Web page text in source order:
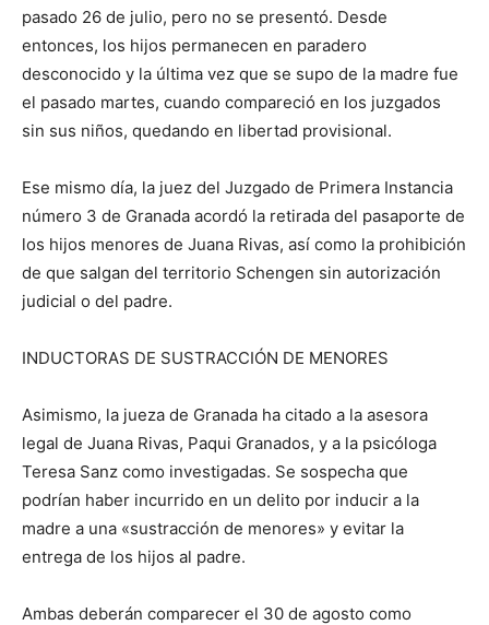
pasado 26 de julio, pero no se presentó. Desde
entonces, los hijos permanecen en paradero
desconocido y la última vez que se supo de la madre fue
el pasado martes, cuando compareció en los juzgados
sin sus niños, quedando en libertad provisional.
Ese mismo día, la juez del Juzgado de Primera Instancia
número 3 de Granada acordó la retirada del pasaporte de
los hijos menores de Juana Rivas, así como la prohibición
de que salgan del territorio Schengen sin autorización
judicial o del padre.
INDUCTORAS DE SUSTRACCIÓN DE MENORES
Asimismo, la jueza de Granada ha citado a la asesora
legal de Juana Rivas, Paqui Granados, y a la psicóloga
Teresa Sanz como investigadas. Se sospecha que
podrían haber incurrido en un delito por inducir a la
madre a una «sustracción de menores» y evitar la
entrega de los hijos al padre.
Ambas deberán comparecer el 30 de agosto como